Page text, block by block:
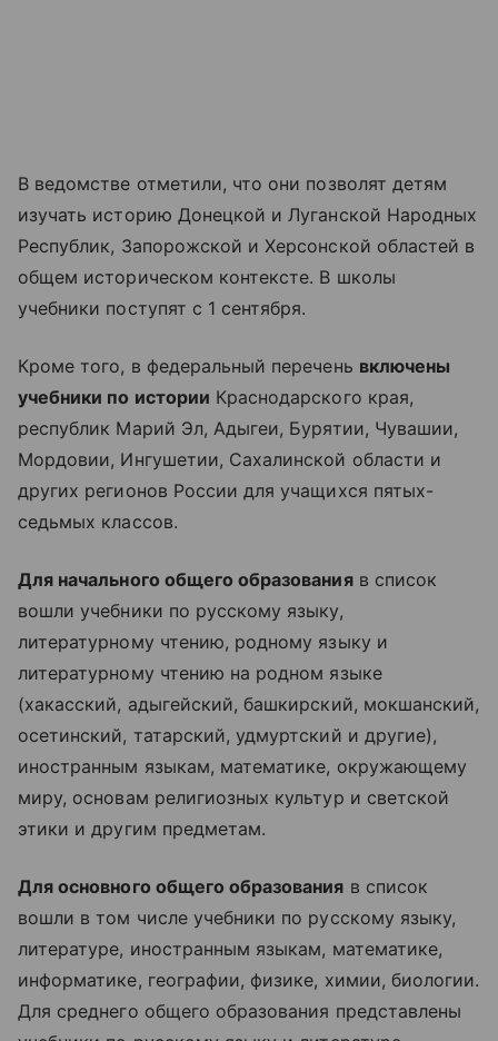
В ведомстве отметили, что они позволят детям
изучать историю Донецкой и Луганской Народных
Республик, Запорожской и Херсонской областей в
общем историческом контексте. В школы
учебники поступят с 1 сентября.
Кроме того, в федеральный перечень включены
учебники по истории Краснодарского края,
республик Марий Эл, Адыгеи, Бурятии, Чувашии,
Мордовии, Ингушетии, Сахалинской области и
других регионов России для учащихся пятых-
седьмых классов.
Для начального общего образованияв список
вошли учебники по русскому языку,
литературному чтению, родному языку и
литературному чтению на родном языке
(хакасский, адыгейский, башкирский, мокшанский,
осетинский, татарский, удмуртский и другие),
иностранным языкам, математике, окружающему
миру, основам религиозных культур и светской
этики и другим предметам.
Для основного общего образования в список
вошли в том числе учебники по русскому языку,
литературе, иностранным языкам, математике,
информатике, географии, физике, химии, биологии.
Для среднего общего образования представлены